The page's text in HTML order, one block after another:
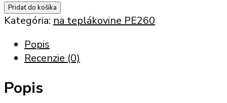
Pridať do košíka
Kategória: na teplákovine PE260
Popis
Recenzie (0)
Popis